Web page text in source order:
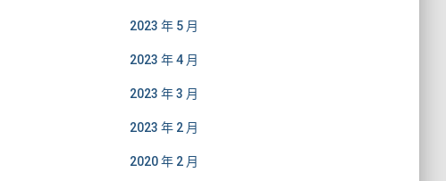
2023 年 5 月
2023 年 4 月
2023 年 3 月
2023 年 2 月
2020 年 2 月